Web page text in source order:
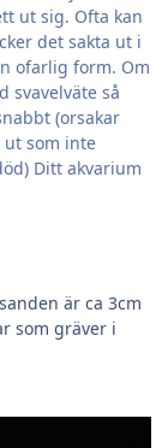
ut sig. Ofta kan
det sakta ut i
ofarlig form. Om
svavelväte så
(orsakar
ut som inte
Ditt akvarium
är ca 3cm
som gräver i